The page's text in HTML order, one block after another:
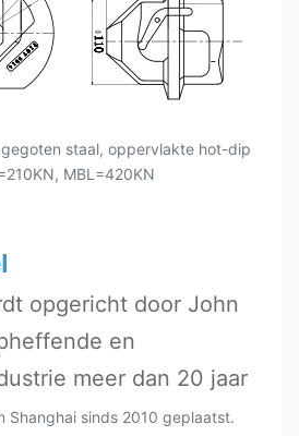
staal, oppervlakte hot-dip
MBL=420KN
opgericht door John
en
meer dan 20 jaar
Shanghai sinds 2010 geplaatst.